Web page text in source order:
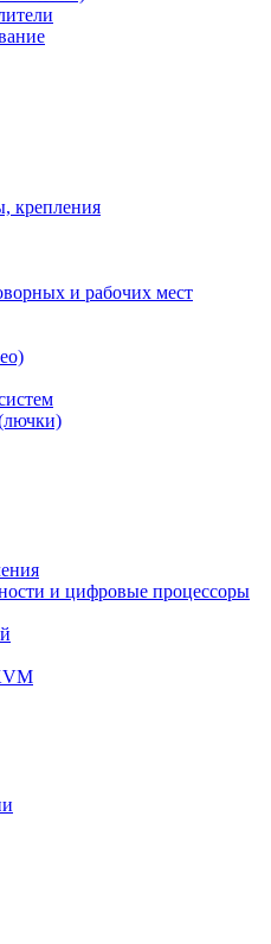
крепления
и рабочих мест
и цифровые процессоры